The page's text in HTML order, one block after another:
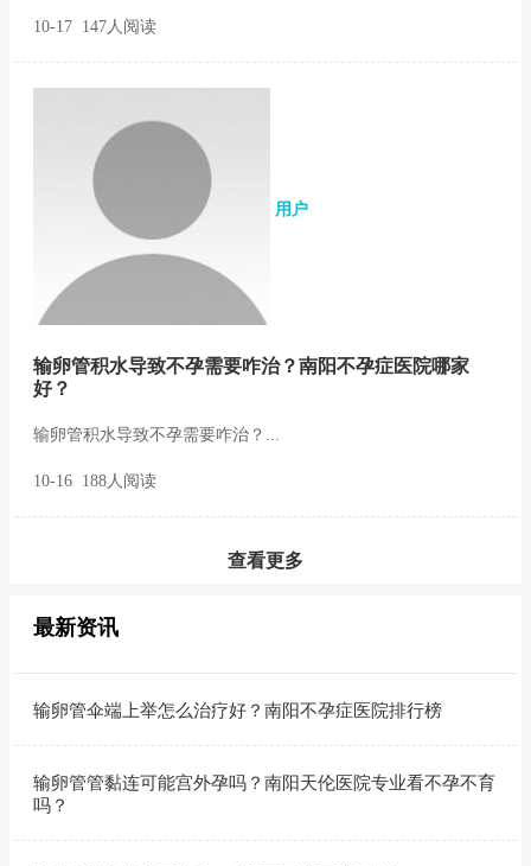
10-17 147人阅读
用户
输卵管积水导致不孕需要咋治？南阳不孕症医院哪家
好？
输卵管积水导致不孕需要咋治？...
10-16 188人阅读
查看更多
最新资讯
输卵管伞端上举怎么治疗好？南阳不孕症医院排行榜
输卵管管黏连可能宫外孕吗？南阳天伦医院专业看不孕不育
吗？